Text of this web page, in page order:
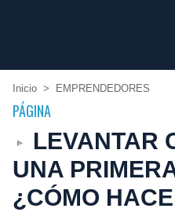
Inicio > EMPRENDEDORES
PÁGINA
LEVANTAR
UNA
¿CÓMO